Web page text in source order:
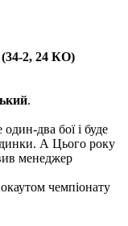
2, 24 КО)
.
два бої і буде
А Цього року
менеджер
чемпіонату